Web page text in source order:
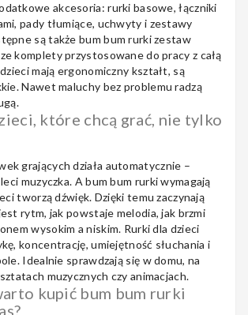
akcesoria: rurki basowe, łączniki
pady tłumiące, uchwyty i zestawy
są także bum bum rurki zestaw
komplety przystosowane do pracy z całą
mają ergonomiczny kształt, są
Nawet maluchy bez problemu radzą
które chcą grać, nie tylko
grających działa automatycznie –
muzyczka. A bum bum rurki wymagają
tworzą dźwięk. Dzięki temu zaczynają
rytm, jak powstaje melodia, jak brzmi
wysokim a niskim. Rurki dla dzieci
koncentrację, umiejętność słuchania i
Idealnie sprawdzają się w domu, na
muzycznych czy animacjach.
kupić bum bum rurki